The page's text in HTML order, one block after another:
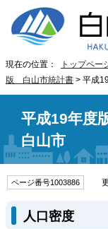
現在の位置： トップペー
版 白山市統計書 > 平成
平成19年度
白山市
ページ番号1003886 更
人口密度